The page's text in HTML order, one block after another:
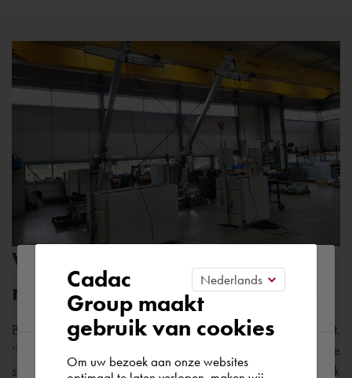
Van Engineering to Order
naar Configure to Order
Bert Assen, senior accountmanager bij Cadac, knikt.
‘Uiteraard’, zegt hij. ‘Dit is een traject waarbij de
softwarelicenties slechts een klein onderdeel zijn. Belangrijk
Please confirm your current
region
According to us you are situated in Rest of
Cadac
Group maakt
gebruik van cookies
Om uw bezoek aan onze websites